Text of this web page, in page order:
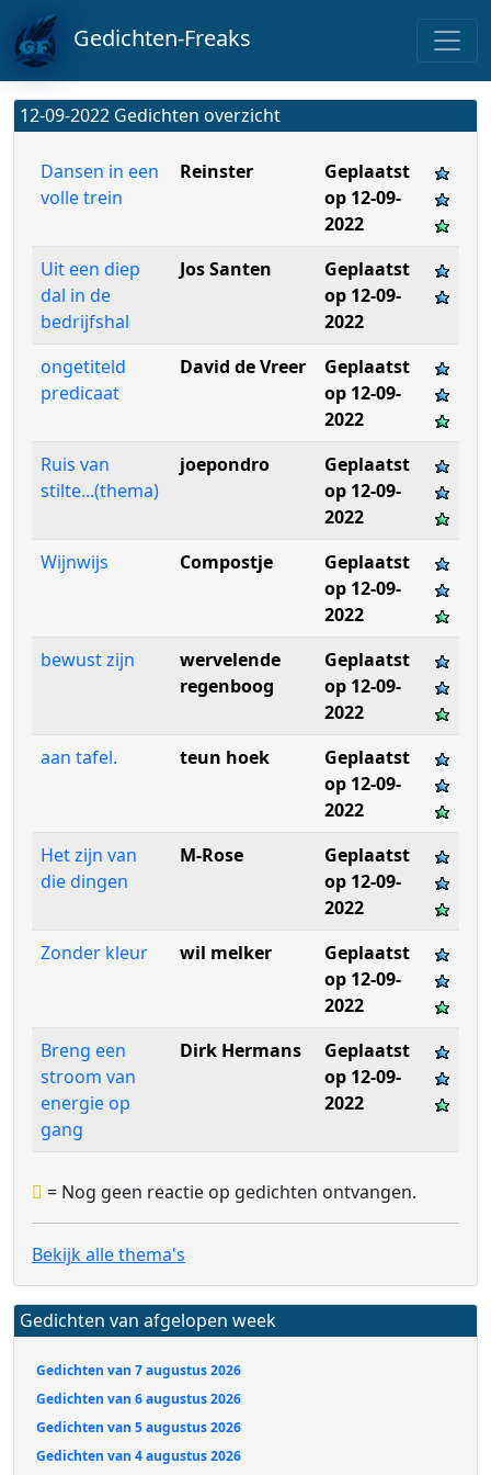
Gedichten-Freaks
12-09-2022 Gedichten overzicht
Dansen in een
volle trein
Reinster
Geplaatst
op 12-09-
2022
Uit een diep
dal in de
bedrijfshal
Jos Santen
Geplaatst
op 12-09-
2022
ongetiteld
predicaat
David de Vreer
Geplaatst
op 12-09-
2022
Ruis van
stilte...(thema)
joepondro
Geplaatst
op 12-09-
2022
Wijnwijs
Compostje
Geplaatst
op 12-09-
2022
bewust zijn
wervelende
regenboog
Geplaatst
op 12-09-
2022
aan tafel.
teun hoek
Geplaatst
op 12-09-
2022
Het zijn van
die dingen
M-Rose
Geplaatst
op 12-09-
2022
Zonder kleur
wil melker
Geplaatst
op 12-09-
2022
Breng een
stroom van
energie op
gang
Dirk Hermans
Geplaatst
op 12-09-
2022
= Nog geen reactie op gedichten ontvangen.
Bekijk alle thema's
Gedichten van afgelopen week
Gedichten van 7 augustus 2026
Gedichten van 6 augustus 2026
Gedichten van 5 augustus 2026
Gedichten van 4 augustus 2026